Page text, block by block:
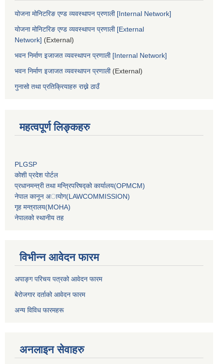
योजना मोनिटरिङ एण्ड व्यवस्थापन प्रणाली [Internal Network]
योजना मोनिटरिङ एण्ड व्यवस्थापन प्रणाली [External
Network] (External)
भवन निर्माण इजाजत व्यवस्थापन प्रणाली [Internal Network]
भवन निर्माण इजाजत व्यवस्थापन प्रणाली(External)
गुनासो तथा प्रतिक्रियाहरु राख्ने ठाउँ
महत्वपूर्ण लिङ्कहरु
PLGSP
कोशी प्रदेश पोर्टल
प्रधानमन्‍त्री तथा मन्‍त्रिपरिषद्को कार्यालय(OPMCM)
नेपाल कानून अायोग(LAWCOMMISSION)
गृह मन्‍त्रालय(MOHA)
नेपालको स्थानीय तह
विभीन्न आवेदन फारम
अपाङ्ग परिचय पत्रको आवेदन फारम
बेरोजगार दर्ताको आवेदन फारम
अन्य विविध फारमहरू
अनलाइन सेवाहरु